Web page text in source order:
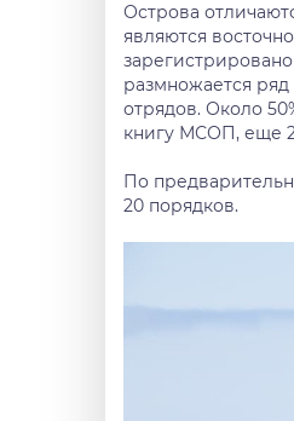
Острова
являются
размножается
отрядов. Около
книгу МСОП, еще
По
20 порядков.